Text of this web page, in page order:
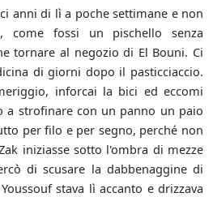
anni di lì a poche settimane e non
come fossi un pischello senza
tornare al negozio di El Bouni. Ci
di giorni dopo il pasticciaccio.
inforcai la bici ed eccomi
a strofinare con un panno un paio
per filo e per segno, perché non
iniziasse sotto l'ombra di mezze
di scusare la dabbenaggine di
stava lì accanto e drizzava